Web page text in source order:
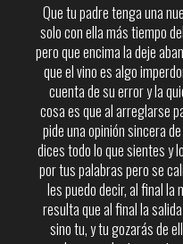
Que tu padre tenga una
solo con ella más tiempo
pero que encima la deje
que el vino es algo
cuenta de su error y la
cosa es que al arreglarse
pide una opinión sincera
dices todo lo que sientes y
por tus palabras pero se
les puedo decir, al final la
resulta que al final la
sino tu, y tu gozarás de